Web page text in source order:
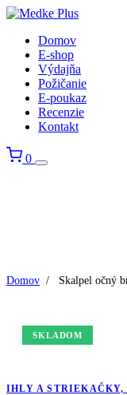
Domov
E-shop
Výdajňa
Požičanie
E-poukaz
Recenzie
Kontakt
0
Domov / Skalpel očný
SKLADOM
IHLY A